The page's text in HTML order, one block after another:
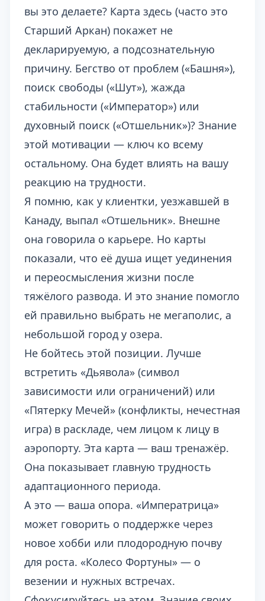
вы это делаете? Карта здесь (часто это
Старший Аркан) покажет не
декларируемую, а подсознательную
причину. Бегство от проблем («Башня»),
поиск свободы («Шут»), жажда
стабильности («Император») или
духовный поиск («Отшельник»)? Знание
этой мотивации — ключ ко всему
остальному. Она будет влиять на вашу
реакцию на трудности.
Я помню, как у клиентки, уезжавшей в
Канаду, выпал «Отшельник». Внешне
она говорила о карьере. Но карты
показали, что её душа ищет уединения
и переосмысления жизни после
тяжёлого развода. И это знание помогло
ей правильно выбрать не мегаполис, а
небольшой город у озера.
Не бойтесь этой позиции. Лучше
встретить «Дьявола» (символ
зависимости или ограничений) или
«Пятерку Мечей» (конфликты, нечестная
игра) в раскладе, чем лицом к лицу в
аэропорту. Эта карта — ваш тренажёр.
Она показывает главную трудность
адаптационного периода.
А это — ваша опора. «Императрица»
может говорить о поддержке через
новое хобби или плодородную почву
для роста. «Колесо Фортуны» — о
везении и нужных встречах.